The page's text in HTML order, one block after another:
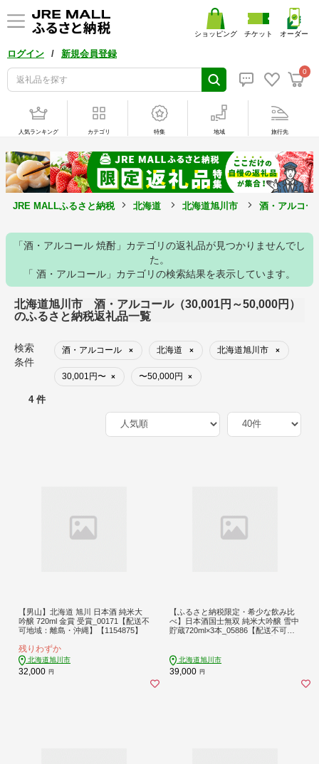
ログイン / 新規会員登録
0
ショッピング チケット オーダー
人気ランキング カテゴリ 特集 地域 旅行先
JRE MALLふるさと納税 北海道 北海道旭川市 酒・アルコー
「酒・アルコール 焼酎」カテゴリの返礼品が見つかりませんでし
た。
「 酒・アルコール」カテゴリの検索結果を表示しています。
北海道旭川市 酒・アルコール（30,001円～50,000円）
のふるさと納税返礼品一覧
検索
条件
酒・アルコール × 北海道 × 北海道旭川市 ×
30,001円〜 × 〜50,000円 ×
4 件
【男山】北海道 旭川 日本酒 純米大
吟醸 720ml 金賞 受賞_00171【配送不
可地域：離島・沖縄】【1154875】
残りわずか
北海道旭川市
32,000 円
【ふるさと納税限定・希少な飲み比
べ】日本酒国士無双 純米大吟醸 雪中
貯蔵720ml×3本_05886【配送不可地
北海道旭川市
39,000 円